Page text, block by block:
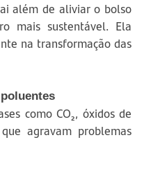
além de aliviar o bolso
mais sustentável. Ela
na transformação das
como CO₂, óxidos de
agravam problemas